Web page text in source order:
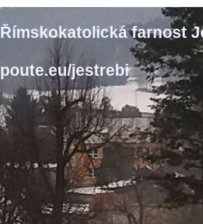
Římskokatolická farnost
poute.eu/jestrebi